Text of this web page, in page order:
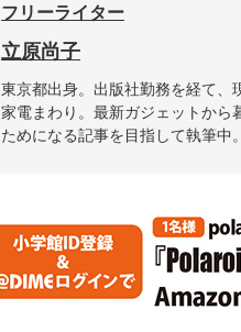
フリーライター
立原尚子
東京都出身。出版社勤務を経て、
家電まわり。最新ガジェットから
ためになる記事を目指して執筆中。